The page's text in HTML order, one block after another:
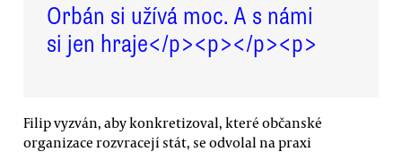
Orbán si užívá moc. A s námi
si jen hraje</p><p></p><p>
Filip vyzván, aby konkretizoval, které občanské
organizace rozvracejí stát, se odvolal na praxi